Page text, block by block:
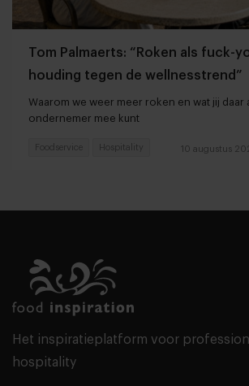
Tom Palmaerts: “Roken als fuck-
houding tegen de wellnesstrend”
Waarom we weer meer roken en wat jij daar
ondernemer mee kunt
10 augustus
Foodservice Hospitality
Het inspiratieplatform voor
hospitality